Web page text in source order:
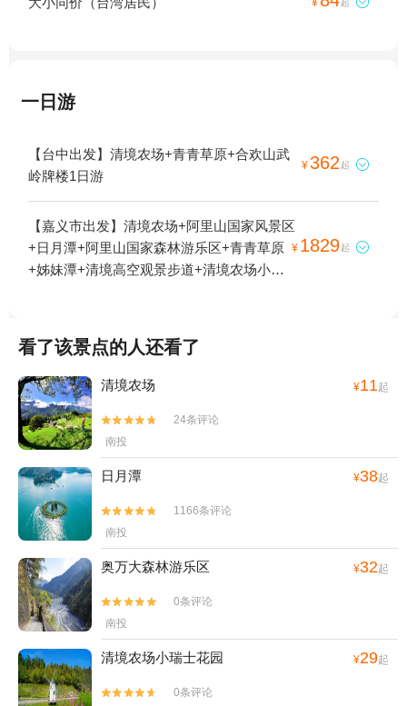
¥ 起
一日游
【台中出发】清境农场+青青草原+合欢山武
岭牌楼1日游
¥362 起 
【嘉义市出发】清境农场+阿里山国家风景区
+日月潭+阿里山国家森林游乐区+青青草原
+姊妹潭+清境高空观景步道+清境农场小瑞
¥ 1829起 
看了该景点的人还看了
清境农场 ¥11起


24条评论
南投
日月潭 ¥38起


1166条评论
南投
奥万大森林游乐区 ¥32起


0条评论
南投
清境农场小瑞士花园 ¥29起

 0条评论